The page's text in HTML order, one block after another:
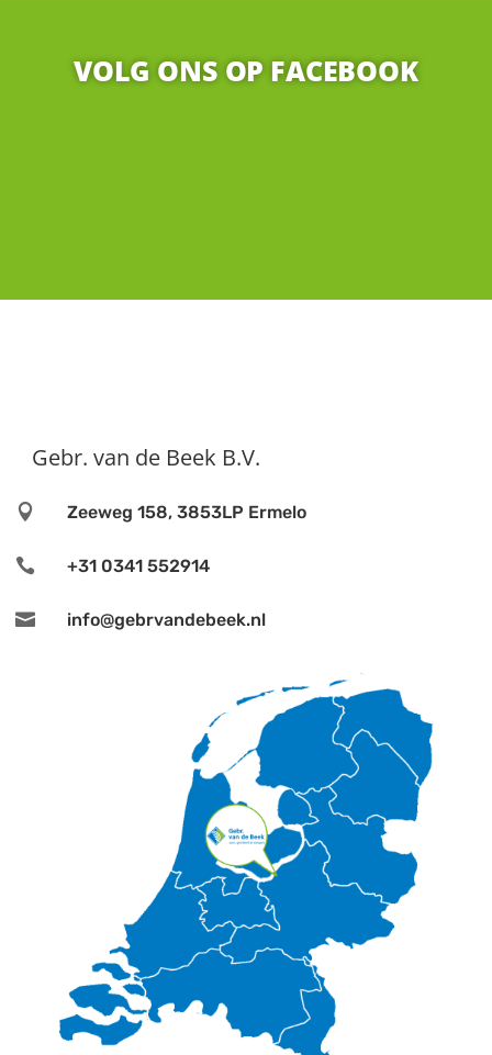
VOLG ONS OP FACEBOOK
Gebr. van de Beek B.V.
 Zeeweg 158, 3853LP Ermelo
 +31 0341 552914
 info@gebrvandebeek.nl